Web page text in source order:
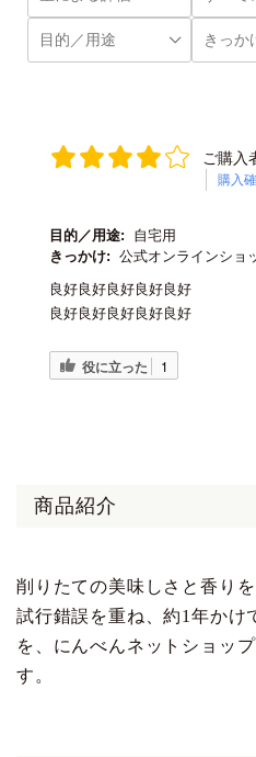
ご購入
購入
目的／用途:
自宅用
きっかけ: 公式オンラインショ
良好良好良好良好良好
良好良好良好良好良好
役に立った 1
商品紹介
削りたての美味しさと香りを
試行錯誤を重ね、約1年かけ
を、にんべんネットショッ
す。